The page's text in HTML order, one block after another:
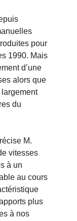
pour
1990. Mais
d’une
alors que
du
M.
vitesses
à un
au cours
plus
à nos